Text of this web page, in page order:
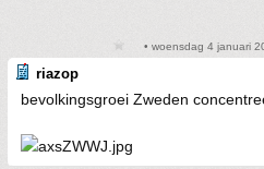
• woensdag 4 januari
riazop
bevolkingsgroei Zweden